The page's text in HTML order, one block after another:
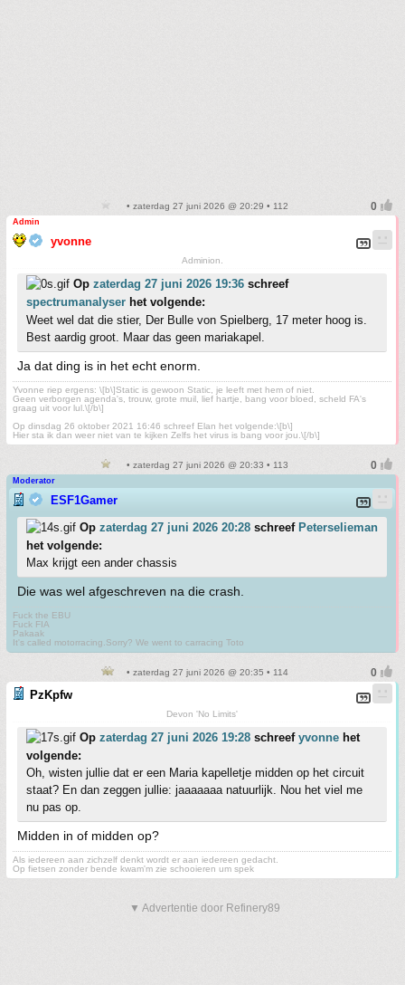
• zaterdag 27 juni 2026 @ 20:29 • 112
Admin
yvonne
Adminion.
Op zaterdag 27 juni 2026 19:36 schreef
spectrumanalyser het volgende:
Weet wel dat die stier, Der Bulle von Spielberg, 17 meter hoog is.
Best aardig groot. Maar das geen mariakapel.
Ja dat ding is in het echt enorm.
Yvonne riep ergens: \[b\]Static is gewoon Static, je leeft met hem of niet.
Geen verborgen agenda's, trouw, grote muil, lief hartje, bang voor bloed, scheld FA's
graag uit voor lul.\[/b\]
Op dinsdag 26 oktober 2021 16:46 schreef Elan het volgende:\[b\]
Hier sta ik dan weer niet van te kijken Zelfs het virus is bang voor jou.\[/b\]
• zaterdag 27 juni 2026 @ 20:33 • 113
Moderator
ESF1Gamer
Op zaterdag 27 juni 2026 20:28 schreef Peterselieman
het volgende:
Max krijgt een ander chassis
Die was wel afgeschreven na die crash.
Fuck the EBU
Fuck FIA
Pakaak
It's called motorracing.Sorry? We went to carracing Toto
• zaterdag 27 juni 2026 @ 20:35 • 114
PzKpfw
Devon 'No Limits'
Op zaterdag 27 juni 2026 19:28 schreef yvonne het
volgende:
Oh, wisten jullie dat er een Maria kapelletje midden op het circuit
staat? En dan zeggen jullie: jaaaaaaa natuurlijk. Nou het viel me
nu pas op.
Midden in of midden op?
Als iedereen aan zichzelf denkt wordt er aan iedereen gedacht.
Op fietsen zonder bende kwam'm zie schooieren um spek
▼ Advertentie door Refinery89